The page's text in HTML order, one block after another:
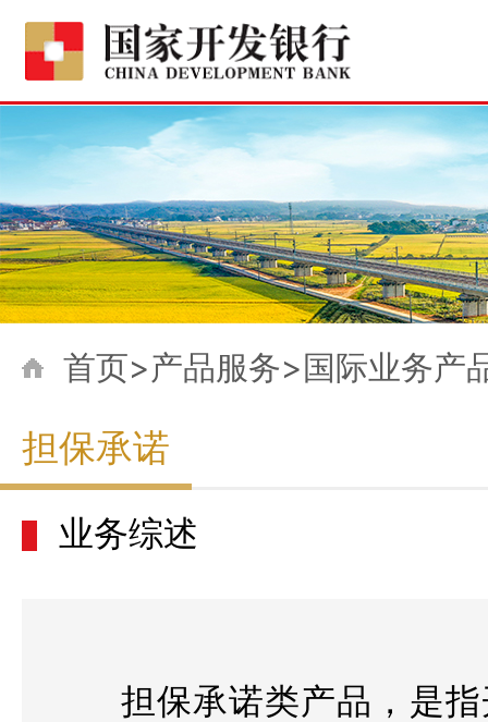
首页>产品服务>国际业务产
担保承诺
业务综述
担保承诺类产品，是指